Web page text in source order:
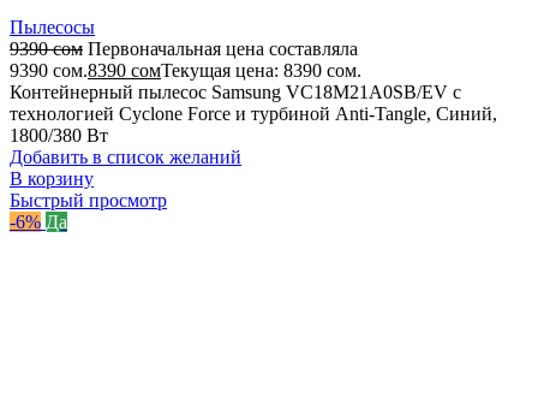
Пылесосы
9390сом Первоначальная цена составляла
9390 сом.8390 сомТекущая цена: 8390 сом.
Контейнерный пылесос Samsung VC18M21A0SB/EV с
технологией Cyclone Force и турбиной Anti-Tangle, Синий,
1800/380 Вт
Добавить в список желаний
В корзину
Быстрый просмотр
-6% Да